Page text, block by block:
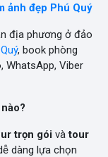
ảnh đẹp Phú Quý
địa phương ở đảo
, book phòng
WhatsApp, Viber
trọn gói vàtour
dàng lựa chọn